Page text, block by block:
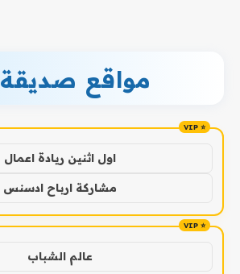
مواقع صديقة
اول اثنين ريادة اعمال
مشاركة ارباح ادسنس
عالم الشباب